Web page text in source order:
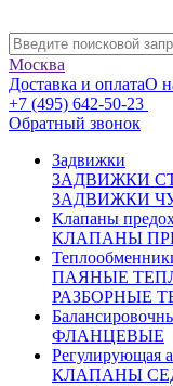
Москва
Доставка и оплатаО
+7 (495) 642-50-23
Обратный звонок
Задвижки
ЗАДВИЖКИ
ЗАДВИЖКИ
Клапаны
КЛАПАНЫ
ПАЯНЫЕ
РАЗБОРНЫЕ
ФЛАНЦЕВЫЕ
Регулирующая
КЛАПАНЫ
умеренном
электропривода
электрическое
колодку;
механическое
датчик
простой
источника
указатель
ручной дублер